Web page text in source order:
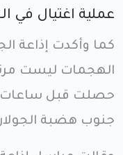
عملية اغتيال في
كما وأكدت إذاعة
الهجمات ليست
حصلت قبل ساعات
جنوب هضبة